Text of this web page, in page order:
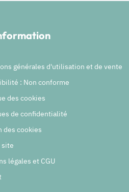
générales d'utilisation et de vente
: Non conforme
des cookies
de confidentialité
des cookies
site
légales et CGU